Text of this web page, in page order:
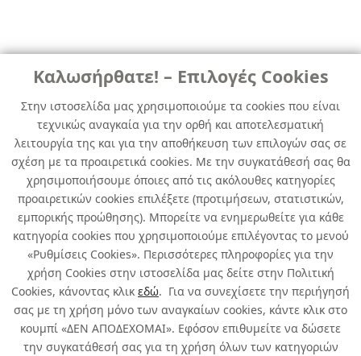
Καλωσήρθατε! – Επιλογές Cookies
Στην ιστοσελίδα μας χρησιμοποιούμε τα cookies που είναι
τεχνικώς αναγκαία για την ορθή και αποτελεσματική
λειτουργία της και για την αποθήκευση των επιλογών σας σε
σχέση με τα προαιρετικά cookies. Με την συγκατάθεσή σας θα
χρησιμοποιήσουμε όποιες από τις ακόλουθες κατηγορίες
προαιρετικών cookies επιλέξετε (προτιμήσεων, στατιστικών,
εμπορικής προώθησης). Μπορείτε να ενημερωθείτε για κάθε
κατηγορία cookies που χρησιμοποιούμε επιλέγοντας το μενού
«Ρυθμίσεις Cookies». Περισσότερες πληροφορίες για την
χρήση Cookies στην ιστοσελίδα μας δείτε στην Πολιτική
Cookies, κάνοντας κλικ εδώ. Για να συνεχίσετε την περιήγησή
σας με τη χρήση μόνο των αναγκαίων cookies, κάντε κλικ στο
κουμπί «ΔΕΝ ΑΠΟΔΕΧΟΜΑΙ». Εφόσον επιθυμείτε να δώσετε
την συγκατάθεσή σας για τη χρήση όλων των κατηγοριών